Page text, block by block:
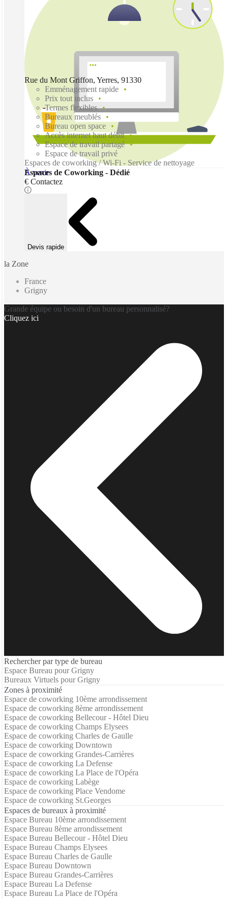
À venir
Rue du Mont Griffon, Yerres, 91330
Emménagement rapide
Prix tout inclus
Termes flexibles
Bureaux meublés
Bureau open space
Accès internet haut débit
Espace de travail partagé
Espace de travail privé
Espaces de coworking / Wi-Fi - Service de nettoyage
Espaces de Coworking - Dédié
€ Contactez
Devis rapide
la Zone
France
Grigny
Grande équipe ou besoin d'un bureau personnalisé?
Cliquez ici
Rechercher par type de bureau
Espace Bureau pour Grigny
Bureaux Virtuels pour Grigny
Zones à proximité
Espace de coworking 10ème arrondissement
Espace de coworking 8ème arrondissement
Espace de coworking Bellecour - Hôtel Dieu
Espace de coworking Champs Elysees
Espace de coworking Charles de Gaulle
Espace de coworking Downtown
Espace de coworking Grandes-Carrières
Espace de coworking La Defense
Espace de coworking La Place de l'Opéra
Espace de coworking Labège
Espace de coworking Place Vendome
Espace de coworking St.Georges
Espaces de bureaux à proximité
Espace Bureau 10ème arrondissement
Espace Bureau 8ème arrondissement
Espace Bureau Bellecour - Hôtel Dieu
Espace Bureau Champs Elysees
Espace Bureau Charles de Gaulle
Espace Bureau Downtown
Espace Bureau Grandes-Carrières
Espace Bureau La Defense
Espace Bureau La Place de l'Opéra